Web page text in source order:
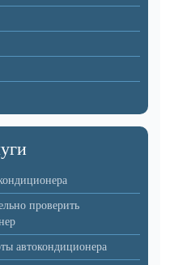
проверить
автокондиционера